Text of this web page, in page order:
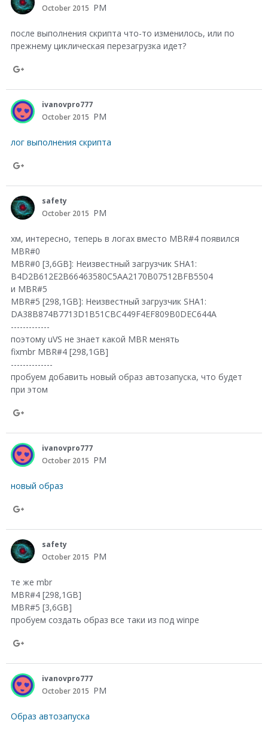
o
o
g
l
e
+
a
n
o
g
l
e
+
October 2015 PM
после выполнения скрипта что-то изменилось, или по
прежнему циклическая перезагрузка идет?
a
o
n
G
o
o
g
l
e
+
ivanovpro777
October 2015 PM
лог выполнения скрипта
a
o
n
G
o
o
g
e
+
safety
October 2015 PM
хм, интересно, теперь в логах вместо MBR#4 появился
MBR#0
MBR#0 [3,6GB]: Неизвестный загрузчик SHA1:
B4D2B612E2B66463580C5AA2170B07512BFB5504
и MBR#5
MBR#5 [298,1GB]: Неизвестный загрузчик SHA1:
DA38B874B7713D1B51CBC449F4EF809B0DEC644A
-------------
поэтому uVS не знает какой MBR менять
fixmbr MBR#4 [298,1GB]
--------------
пробуем добавить новый образ автозапуска, что будет
при этом
a
o
n
G
o
o
g
l
ivanovpro777
October 2015 PM
новый образ
a
o
n
G
o
o
g
l
safety
October 2015 PM
те же mbr
MBR#4 [298,1GB]
MBR#5 [3,6GB]
пробуем создать образ все таки из под winpe
a
ivanovpro777
October 2015 PM
Образ автозапуска